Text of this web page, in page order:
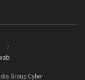
Group Cyber